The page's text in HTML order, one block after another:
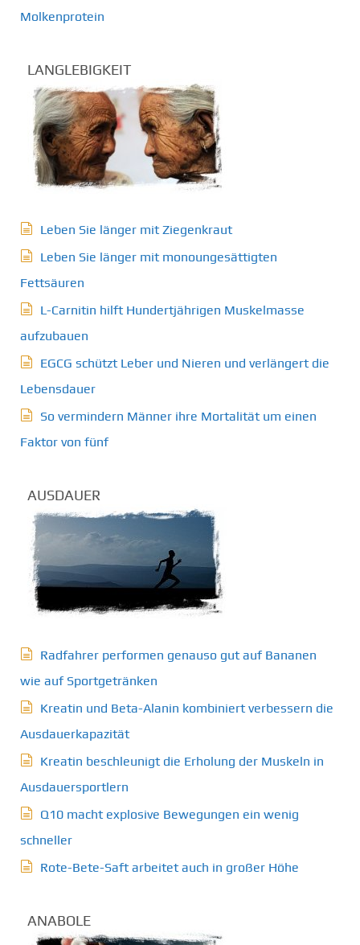
Molkenprotein
LANGLEBIGKEIT
Leben Sie länger mit Ziegenkraut
Leben Sie länger mit monoungesättigten
Fettsäuren
L-Carnitin hilft Hundertjährigen Muskelmasse
aufzubauen
EGCG schützt Leber und Nieren und verlängert die
Lebensdauer
So vermindern Männer ihre Mortalität um einen
Faktor von fünf
AUSDAUER
Radfahrer performen genauso gut auf Bananen
wie auf Sportgetränken
Kreatin und Beta-Alanin kombiniert verbessern die
Ausdauerkapazität
Kreatin beschleunigt die Erholung der Muskeln in
Ausdauersportlern
Q10 macht explosive Bewegungen ein wenig
schneller
Rote-Bete-Saft arbeitet auch in großer Höhe
ANABOLE